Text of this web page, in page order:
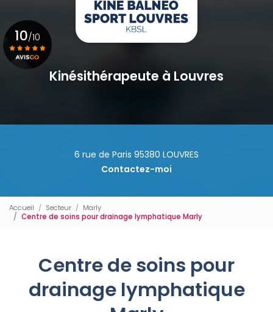
Kinésithérapeute à Louvres
6 rue de Paris 95380 LOUVRES
Contactez-moi
10/10
Voir le certificat
Accueil Secteur
Marly
Centre de soins pour drainage lymphatique Marly
Centre de soins pour
drainage lymphatique